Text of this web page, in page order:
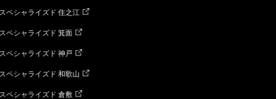
スペシャライズド 住之江
スペシャライズド 箕面
スペシャライズド 神戸
スペシャライズド 和歌山
スペシャライズド 倉敷